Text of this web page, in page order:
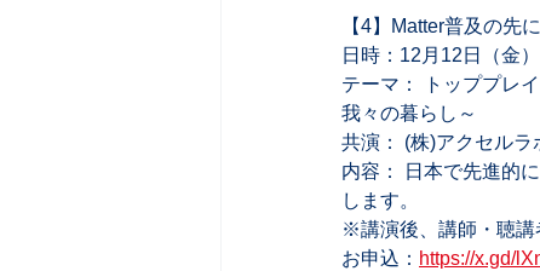
【4】Matter普及の先
日時：12月12日（金
テーマ： トッププレ
我々の暮らし～
共演： (株)アクセル
内容： 日本で先進的
します。
※講演後、講師・聴講
お申込： https://x.gd/